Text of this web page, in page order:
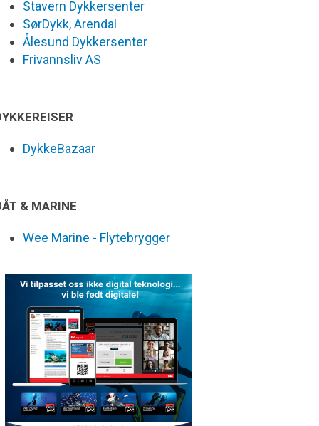
Stavern Dykkersenter
SørDykk, Arendal
Ålesund Dykkersenter
Frivannsliv AS
DykkeBazaar
& MARINE
Wee Marine - Flytebrygger